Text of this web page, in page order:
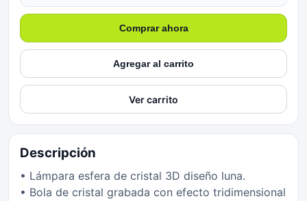
Comprar ahora
Agregar al carrito
Ver carrito
Descripción
• Lámpara esfera de cristal 3D diseño luna.
• Bola de cristal grabada con efecto tridimensional